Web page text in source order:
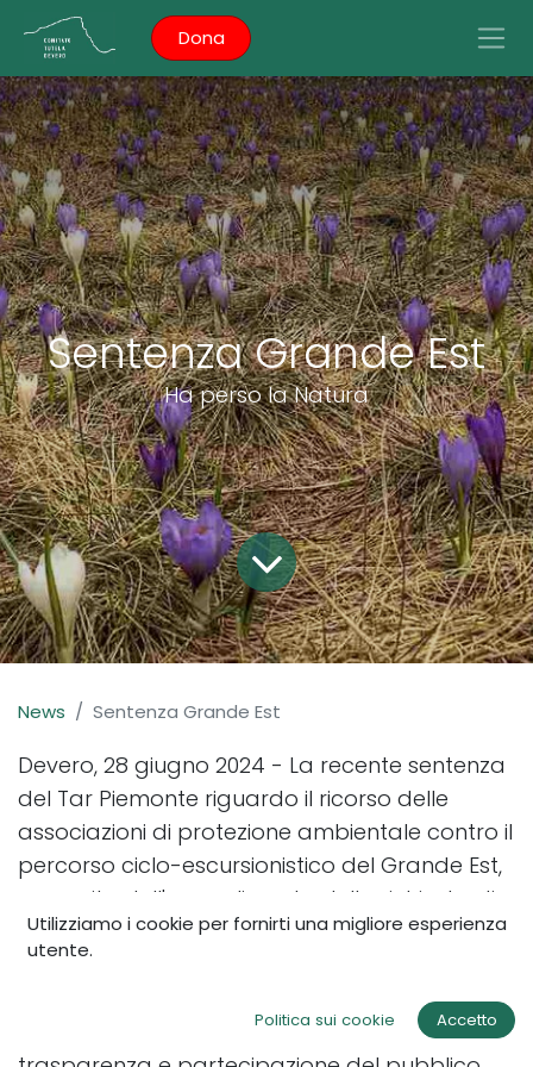
Dona
Sentenza Grande Est
Ha perso la Natura
News Sentenza Grande Est
Devero, 28 giugno 2024 - La recente sentenza
del Tar Piemonte riguardo il ricorso delle
associazioni di protezione ambientale contro il
percorso ciclo-escursionistico del Grande Est,
a seguito dell'accoglimento della richiesta di
sospensiva dei lavori e la successiva
conferma da parte del Consiglio di Stato,
Senza voler entrare nel merito del diritto, sulla
Utilizziamo i cookie per fornirti una migliore esperienza
utente.
Politica sui cookie Accetto